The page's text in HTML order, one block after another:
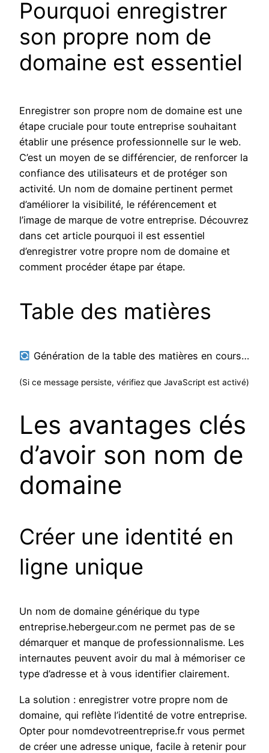
Pourquoi enregistrer
son propre nom de
domaine est essentiel
Enregistrer son propre nom de domaine est une
étape cruciale pour toute entreprise souhaitant
établir une présence professionnelle sur le web.
C’est un moyen de se différencier, de renforcer la
confiance des utilisateurs et de protéger son
activité. Un nom de domaine pertinent permet
d’améliorer la visibilité, le référencement et
l’image de marque de votre entreprise. Découvrez
dans cet article pourquoi il est essentiel
d’enregistrer votre propre nom de domaine et
comment procéder étape par étape.
Table des matières
Génération de la table des matières en cours…
(Si ce message persiste, vérifiez que JavaScript est activé)
Les avantages clés
d’avoir son nom de
domaine
Créer une identité en
ligne unique
Un nom de domaine générique du type
entreprise.hebergeur.com ne permet pas de se
démarquer et manque de professionnalisme. Les
internautes peuvent avoir du mal à mémoriser ce
type d’adresse et à vous identifier clairement.
La solution : enregistrer votre propre nom de
domaine, qui reflète l’identité de votre entreprise.
Opter pour nomdevotreentreprise.fr vous permet
de créer une adresse unique, facile à retenir pour